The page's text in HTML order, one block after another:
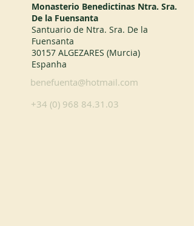
Monasterio Benedictinas Ntra. Sra.
De la Fuensanta
Santuario de Ntra. Sra. De la
Fuensanta
30157 ALGEZARES (Murcia)
Espanha
benefuenta@hotmail.com
+34 (0) 968 84.31.03